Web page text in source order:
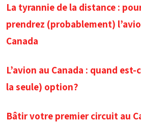
La tyrannie de la distance :
prendrez (probablement)
Canada
L’avion au Canada : quand
la seule) option?
Bâtir votre premier circuit au